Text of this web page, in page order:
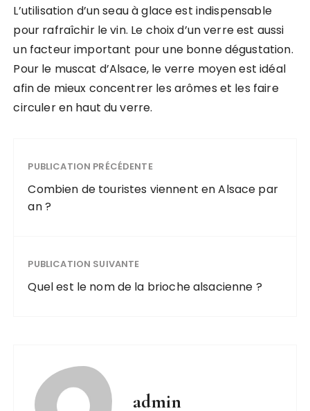
L’utilisation d’un seau à glace est indispensable
pour rafraîchir le vin. Le choix d’un verre est aussi
un facteur important pour une bonne dégustation.
Pour le muscat d’Alsace, le verre moyen est idéal
afin de mieux concentrer les arômes et les faire
circuler en haut du verre.
PUBLICATION PRÉCÉDENTE
Combien de touristes viennent en Alsace par
an ?
PUBLICATION SUIVANTE
Quel est le nom de la brioche alsacienne ?
admin